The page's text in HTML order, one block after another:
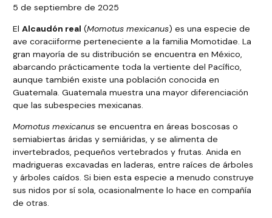
5 de septiembre de 2025
ElAlcaudón real (Momotus mexicanus) es una especie de
ave coraciiforme perteneciente a la familia Momotidae. La
gran mayoría de su distribución se encuentra en México,
abarcando prácticamente toda la vertiente del Pacífico,
aunque también existe una población conocida en
Guatemala. Guatemala muestra una mayor diferenciación
que las subespecies mexicanas.
Momotus mexicanus se encuentra en áreas boscosas o
semiabiertas áridas y semiáridas, y se alimenta de
invertebrados, pequeños vertebrados y frutas. Anida en
madrigueras excavadas en laderas, entre raíces de árboles
y árboles caídos. Si bien esta especie a menudo construye
sus nidos por sí sola, ocasionalmente lo hace en compañía
de otras.